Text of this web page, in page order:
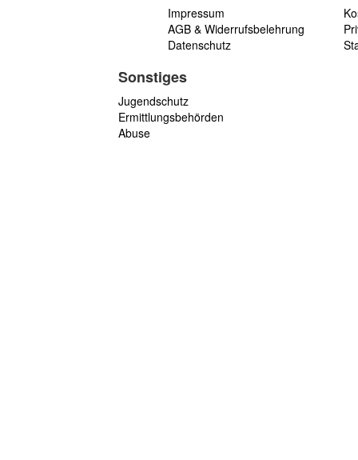
Impressum
AGB & Widerrufsbelehrung
Datenschutz
Sonstiges
Jugendschutz
Ermittlungsbehörden
Abuse